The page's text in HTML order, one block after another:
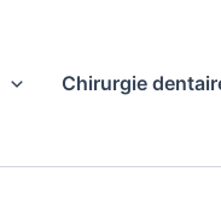
Chirurgie